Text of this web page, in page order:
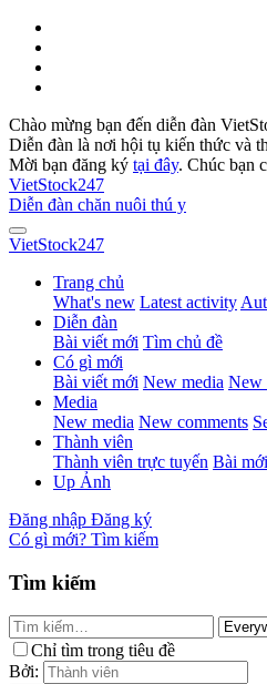
Chào mừng bạn đến diễn đàn
Diễn đàn là nơi hội tụ kiến thức và
Mời bạn đăng ký tại đây. Chúc bạn
VietStock247
Diễn đàn chăn nuôi thú y
VietStock247
Trang chủ
What's new Latest activity
Diễn đàn
Bài viết mới Tìm chủ đề
Có gì mới
Bài viết mới New media New
Media
New media New comments
Thành viên
Thành viên trực tuyến Bài
Up Ảnh
Đăng nhập Đăng ký
Có gì mới? Tìm kiếm
Tìm kiếm
Chỉ tìm trong tiêu đề
Bởi: